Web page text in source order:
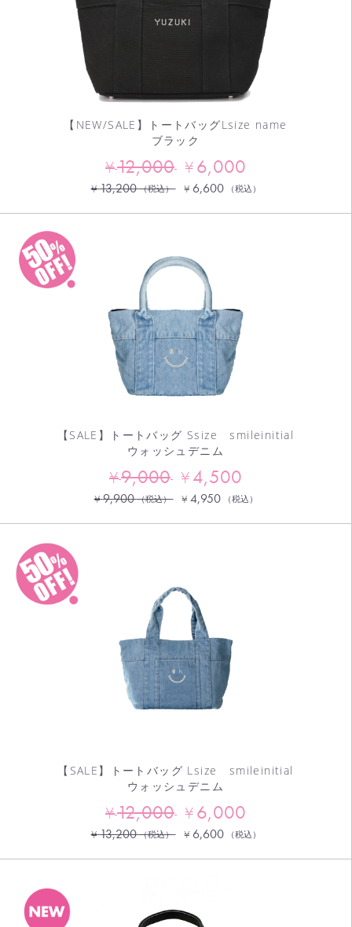
【NEW/SALE】トートバッグLsize name
ブラック
¥12,000 ¥6,000
¥13,200 （税込） ¥ 6,600 （税込）
【SALE】トートバッグ Ssize smileinitial
ウォッシュデニム
¥9,000 ¥4,500
¥9,900 （税込） ¥ 4,950 （税込）
【SALE】トートバッグ Lsize smileinitial
ウォッシュデニム
¥12,000 ¥6,000
¥13,200 （税込） ¥ 6,600 （税込）